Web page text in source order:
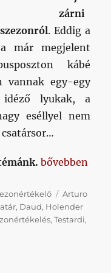
zárni
. Eddig a
már megjelent
kábé
vannak egy-egy
idéző lyukak, a
eséllyel nem
csatársor…
„Poszt a
bővebben
Címke
Arturo
, Daud, Holender
,Testardi,